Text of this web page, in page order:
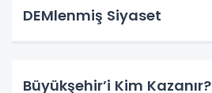
DEMlenmiş Siyaset
Büyükşehir’i Kim Kazanır?